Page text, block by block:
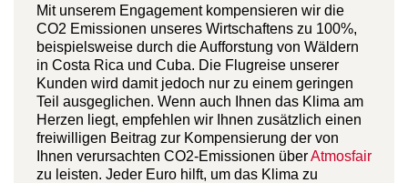
Mit unserem Engagement kompensieren wir die
CO2 Emissionen unseres Wirtschaftens zu 100%,
beispielsweise durch die Aufforstung von Wäldern
in Costa Rica und Cuba. Die Flugreise unserer
Kunden wird damit jedoch nur zu einem geringen
Teil ausgeglichen. Wenn auch Ihnen das Klima am
Herzen liegt, empfehlen wir Ihnen zusätzlich einen
freiwilligen Beitrag zur Kompensierung der von
Ihnen verursachten CO2-Emissionen überAtmosfair
zu leisten. Jeder Euro hilft, um das Klima zu